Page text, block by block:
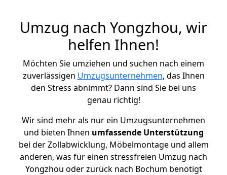
Umzug nach Yongzhou, wir
helfen Ihnen!
Möchten Sie umziehen und suchen nach einem
zuverlässigen Umzugsunternehmen, das Ihnen
den Stress abnimmt? Dann sind Sie bei uns
genau richtig!
Wir sind mehr als nur ein Umzugsunternehmen
und bieten Ihnen umfassende Unterstützung
bei der Zollabwicklung, Möbelmontage und allem
anderen, was für einen stressfreien Umzug nach
Yongzhou oder zurück nach Bochum benötigt